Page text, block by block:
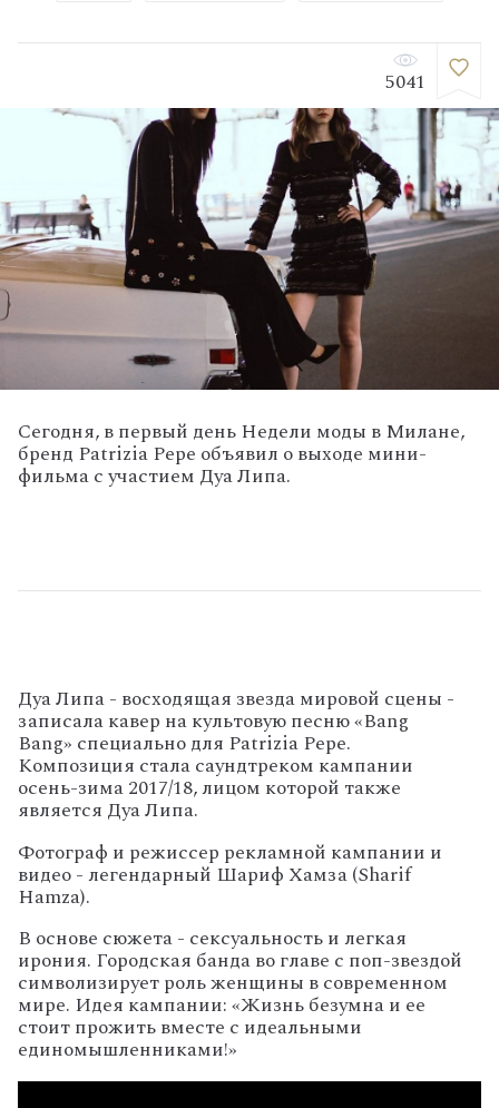
5041
Сегодня, в первый день Недели моды в Милане,
бренд Patrizia Pepe объявил о выходе мини-
фильма с участием Дуа Липа.
Дуа Липа - восходящая звезда мировой сцены -
записала кавер на культовую песню «Bang
Bang» специально для Patrizia Pepe.
Композиция стала саундтреком кампании
осень-зима 2017/18, лицом которой также
является Дуа Липа.
Фотограф и режиссер рекламной кампании и
видео - легендарный Шариф Хамза (Sharif
Hamza).
В основе сюжета - сексуальность и легкая
ирония. Городская банда во главе с поп-звездой
символизирует роль женщины в современном
мире. Идея кампании: «Жизнь безумна и ее
стоит прожить вместе с идеальными
единомышленниками!»